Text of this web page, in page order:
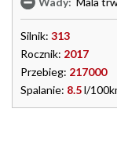
Silnik: 313
Rocznik: 2017
Przebieg: 217000
Spalanie: 8.5l/